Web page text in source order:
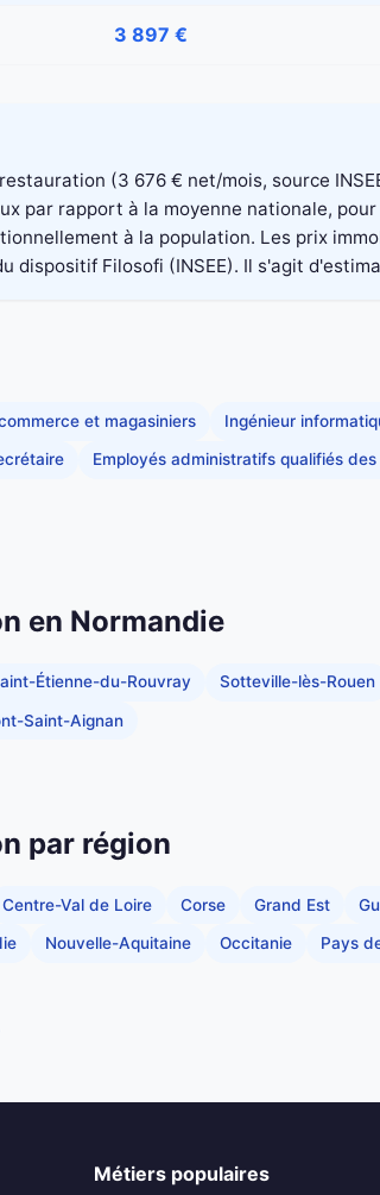
3 897 €
(3 676 € net/mois, source
par rapport à la moyenne nationale,
à la population. Les prix
dispositif Filosofi (INSEE). Il s'agit
et magasiniers Ingénieur
Employés administratifs qualifiés
en Normandie
Étienne-du-Rouvray Sotteville-lès-Rouen
Saint-Aignan
par région
Centre-Val de Loire Corse Grand Est
Nouvelle-Aquitaine Occitanie Pays
Métiers populaires